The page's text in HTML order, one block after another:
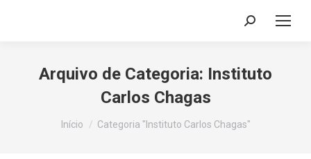
Search:
Arquivo de Categoria: Instituto
Carlos Chagas
Você está aqui:
Início Categoria "Instituto Carlos Chagas"